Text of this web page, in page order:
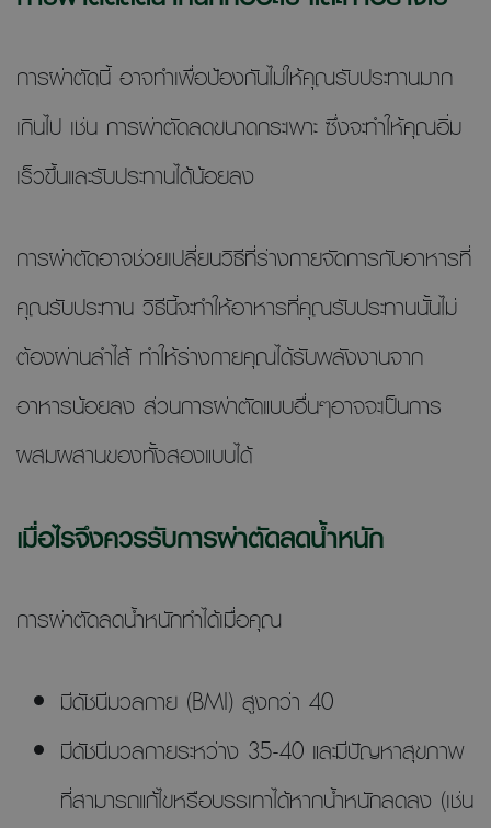
การผ่าตัดนี้ อาจทำเพื่อป้องกันไม่ให้คุณรับประทานมาก
เกินไป เช่น การผ่าตัดลดขนาดกระเพาะ ซึ่งจะทำให้คุณอิ่ม
เร็วขึ้นและรับประทานได้น้อยลง
การผ่าตัดอาจช่วยเปลี่ยนวิธีที่ร่างกายจัดการกับอาหารที่
คุณรับประทาน วิธีนี้จะทำให้อาหารที่คุณรับประทานนั้นไม่
ต้องผ่านลำไส้ ทำให้ร่างกายคุณได้รับพลังงานจาก
อาหารน้อยลง ส่วนการผ่าตัดแบบอื่นๆอาจจะเป็นการ
ผสมผสานของทั้งสองแบบได้
เมื่อไรจึงควรรับการผ่าตัดลดน้ำหนัก
การผ่าตัดลดน้ำหนักทำได้เมื่อคุณ
มีดัชนีมวลกาย (BMI) สูงกว่า 40
มีดัชนีมวลกายระหว่าง 35-40 และมีปัญหาสุขภาพ
ที่สามารถแก้ไขหรือบรรเทาได้หากน้ำหนักลดลง (เช่น